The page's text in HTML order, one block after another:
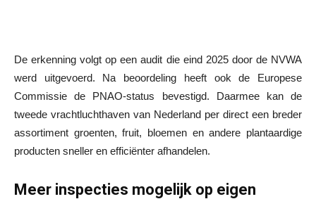
De erkenning volgt op een audit die eind 2025 door de NVWA
werd uitgevoerd. Na beoordeling heeft ook de Europese
Commissie de PNAO-status bevestigd. Daarmee kan de
tweede vrachtluchthaven van Nederland per direct een breder
assortiment groenten, fruit, bloemen en andere plantaardige
producten sneller en efficiënter afhandelen.
Meer inspecties mogelijk op eigen